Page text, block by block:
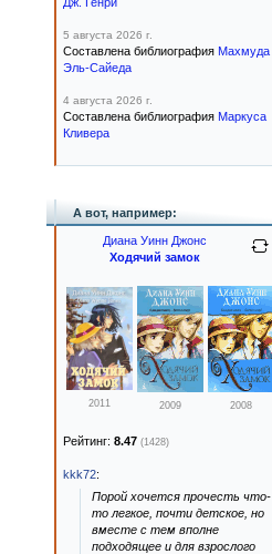
5 августа 2026 г.
Составлена библиография Махмуда
Эль-Сайеда
4 августа 2026 г.
Составлена библиография Маркуса
Кливера
А вот, например:
Диана Уинн Джонс
Ходячий замок
2011 2009 2008
Рейтинг: 8.47 (1428)
kkk72:
Порой хочется прочесть что-
то легкое, почти детское, но
вместе с тем вполне
подходящее и для взрослого